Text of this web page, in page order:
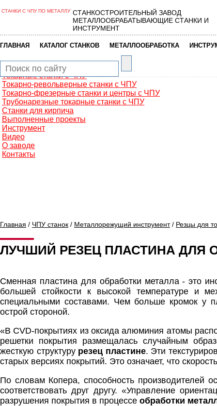
Главная
Фрезерные обрабатывающие центры
Сверлильно-фрезерные станки
Промышленные роботы манипуляторы
Токарные автоматы с ЧПУ
Токарные станки с ЧПУ
Токарно-револьверные станки с ЧПУ
Токарно-фрезерные станки и центры с ЧПУ
Трубонарезные токарные станки с ЧПУ
Станки для кирпича
Выполненные проекты
Инструмент
Видео
О заводе
Контакты
СТАНКИ С ЧПУ ПО МЕТАЛЛУ СТАНКОСТРОИТЕЛЬНЫЙ ЗАВОД
МЕТАЛЛООБРАБАТЫВАЮЩИЕ СТАНКИ И
ИНСТРУМЕНТ
ГЛАВНАЯ КАТАЛОГ СТАНКОВ МЕТАЛЛООБРАБОТКА
Главная / ЧПУ станок / Металлорежущий инструмент/ Резцы для
ЛУЧШИЙ РЕЗЕЦ ПЛАСТИНА ДЛЯ
Сменная пластина для обработки металла - это
большей стойкости к высокой температуре и
специальными составами. Чем больше кромок у
острой стороной.
«В CVD-покрытиях из оксида алюминия атомы
решетки покрытия размещалась случайным
жесткую структуру резец пластине. Эти
старых версиях покрытий. Это означает, что
По словам Копера, способность производителей
соответствовать друг другу. «Управление
разрушения покрытия в процессе обработки